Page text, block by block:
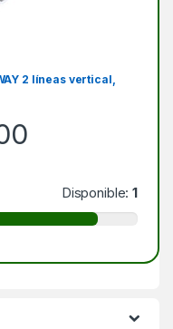
2 líneas vertical,
Disponible:1